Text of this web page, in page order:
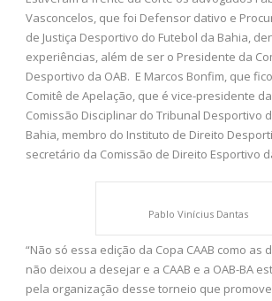
Vasconcelos, que foi Defensor dativo e
de Justiça Desportivo do Futebol da Bahia,
experiências, além de ser o Presidente da
Desportivo da OAB. E Marcos Bonfim, que
Comitê de Apelação, que é vice-presidente
Comissão Disciplinar do Tribunal Desportivo
Bahia, membro do Instituto de Direito
secretário da Comissão de Direito Esportivo
Pablo Vinícius Dantas
“Não só essa edição da Copa CAAB como as
não deixou a desejar e a CAAB e a OAB-BA
pela organização desse torneio que